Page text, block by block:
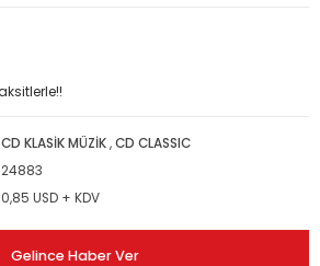
CD KLASİK MÜZİK ,CD CLASSIC
24883
0,85 USD + KDV
Gelince Haber Ver